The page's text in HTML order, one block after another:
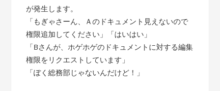
が発生します。
「もぎゃさーん、Ａのドキュメント見えないので
権限追加してください」「はいはい」
「Bさんが、ホゲホゲのドキュメントに対する編集
権限をリクエストしています」
「ぼく総務部じゃないんだけど！」